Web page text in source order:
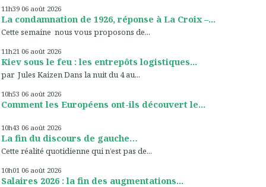
11h39 06 août 2026
La condamnation de 1926, réponse à La Croix –...
Cette semaine nous vous proposons de...
11h21 06 août 2026
Kiev sous le feu : les entrepôts logistiques...
par Jules Kaizen Dans la nuit du 4 au...
10h53 06 août 2026
Comment les Européens ont-ils découvert le...
10h43 06 août 2026
La fin du discours de gauche…
Cette réalité quotidienne qui n’est pas de...
10h01 06 août 2026
Salaires 2026 : la fin des augmentations...